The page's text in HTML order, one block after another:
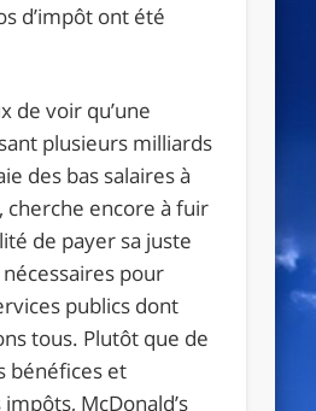
d’impôt ont été
de voir qu’une
plusieurs milliards
des bas salaires à
cherche encore à fuir
de payer sa juste
pour
publics dont
tous. Plutôt que de
bénéfices et
McDonald’s